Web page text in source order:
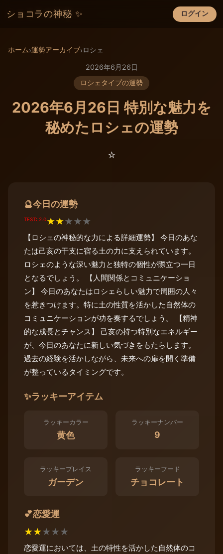
ショコラの神秘 ✨ ログイン
×
ホーム›運勢アーカイブ›ロシェ
2026年6月26日
ロシェタイプの運勢
2026年6月26日 特別な魅力を
秘めたロシェの運勢
⭐️
🔮今日の運勢
TEST: 2.0★★★★★
【ロシェの神秘的な力による詳細運勢】 今日のあな
たは己亥の干支に宿る土の力に支えられています。
ロシェのような深い魅力と独特の個性が際立つ一日
となるでしょう。 【人間関係とコミュニケーショ
ン】 今日のあなたはロシェらしい魅力で周囲の人々
を惹きつけます。特に土の性質を活かした自然体の
コミュニケーションが功を奏するでしょう。 【精神
的な成長とチャンス】 己亥の持つ特別なエネルギー
が、今日のあなたに新しい気づきをもたらします。
過去の経験を活かしながら、未来への扉を開く準備
が整っているタイミングです。
✨ラッキーアイテム
ラッキーカラー
黄色
ラッキーナンバー
9
ラッキープレイス
ガーデン
ラッキーフード
チョコレート
💕恋愛運
★★★★★
恋愛運においては、土の特性を活かした自然体のコ